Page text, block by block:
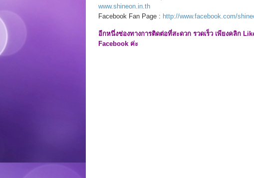
www.shineon.in.th
Facebook Fan Page : http://www.facebook.com/
อีกหนึ่งช่องทางการติดต่อที่สะดวก รวดเร็ว เพียงคลิก
Facebook ค่ะ